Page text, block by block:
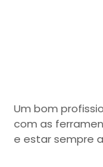
Um bom
com as
e estar sempre